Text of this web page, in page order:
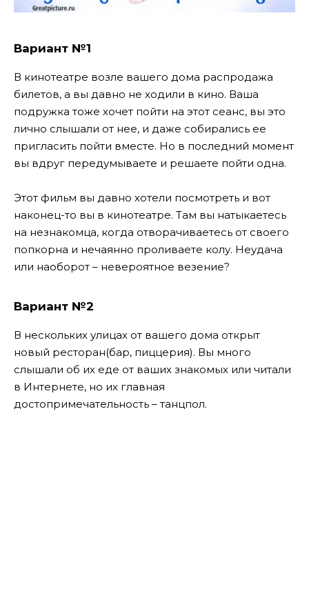
Вариант №1
В кинотеатре возле вашего дома распродажа
билетов, а вы давно не ходили в кино. Ваша
подружка тоже хочет пойти на этот сеанс, вы это
лично слышали от нее, и даже собирались ее
пригласить пойти вместе. Но в последний момент
вы вдруг передумываете и решаете пойти одна.
Этот фильм вы давно хотели посмотреть и вот
наконец-то вы в кинотеатре. Там вы натыкаетесь
на незнакомца, когда отворачиваетесь от своего
попкорна и нечаянно проливаете колу. Неудача
или наоборот – невероятное везение?
Вариант №2
В нескольких улицах от вашего дома открыт
новый ресторан(бар, пиццерия). Вы много
слышали об их еде от ваших знакомых или читали
в Интернете, но их главная
достопримечательность – танцпол.